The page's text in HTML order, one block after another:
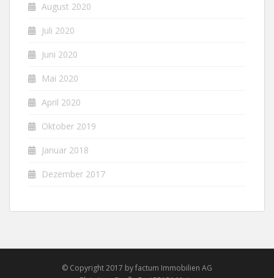
August 2020
Juli 2020
Juni 2020
Mai 2020
April 2020
Oktober 2019
Januar 2018
Dezember 2017
© Copyright 2017 by factum Immobilien AG